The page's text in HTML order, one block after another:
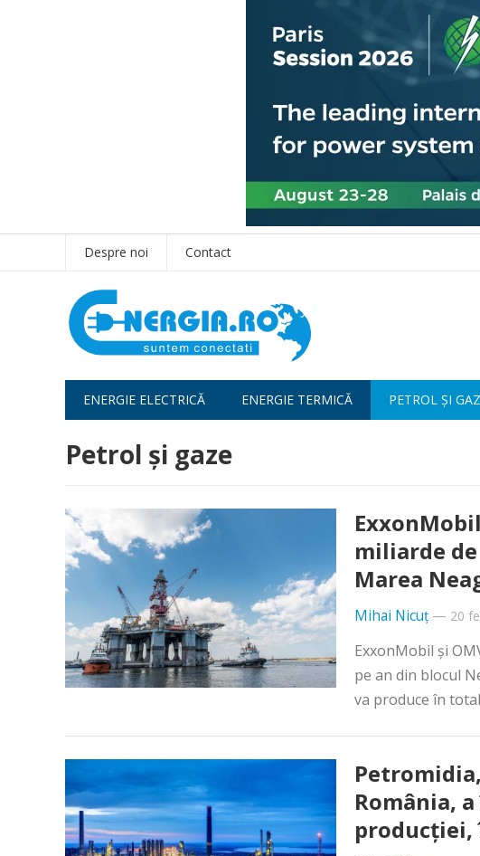
Despre noi Contact
ENERGIE ELECTRICĂ ENERGIE TERMICĂ PETROL ȘI
Petrol și gaze
miliarde
Marea
Mihai Nicuț— 20
ExxonMobil şi
pe an din blocul
va produce în
România,
producţiei,